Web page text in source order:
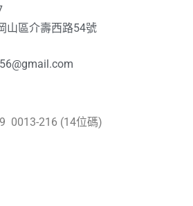
山區介壽西路54號
0013-216 (14位碼)